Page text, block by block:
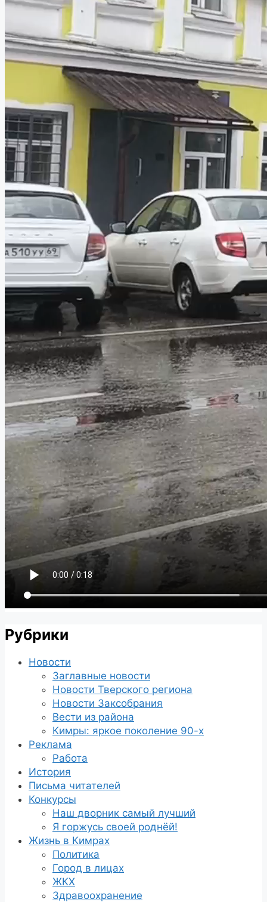
Рубрики
Новости
Заглавные новости
Новости Тверского региона
Новости Заксобрания
Вести из района
Кимры: яркое поколение 90-х
Реклама
Работа
История
Письма читателей
Конкурсы
Наш дворник самый лучший
Я горжусь своей роднёй!
Жизнь в Кимрах
Политика
Город в лицах
ЖКХ
Здравоохранение